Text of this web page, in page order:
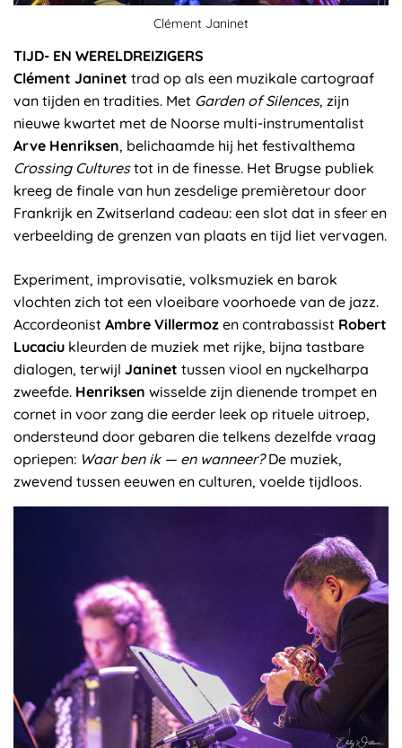
Clément Janinet
TIJD- EN WERELDREIZIGERS
Clément Janinet trad op als een muzikale cartograaf
van tijden en tradities. Met Garden of Silences, zijn
nieuwe kwartet met de Noorse multi-instrumentalist
Arve Henriksen, belichaamde hij het festivalthema
Crossing Culturestot in de finesse. Het Brugse publiek
kreeg de finale van hun zesdelige premièretour door
Frankrijk en Zwitserland cadeau: een slot dat in sfeer en
verbeelding de grenzen van plaats en tijd liet vervagen.
Experiment, improvisatie, volksmuziek en barok
vlochten zich tot een vloeibare voorhoede van de jazz.
Accordeonist Ambre Villermoz en contrabassist Robert
Lucaciu kleurden de muziek met rijke, bijna tastbare
dialogen, terwijl Janinet tussen viool en nyckelharpa
zweefde. Henriksen wisselde zijn dienende trompet en
cornet in voor zang die eerder leek op rituele uitroep,
ondersteund door gebaren die telkens dezelfde vraag
opriepen: Waar ben ik — en wanneer?De muziek,
zwevend tussen eeuwen en culturen, voelde tijdloos.